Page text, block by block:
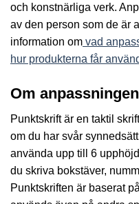
och konstnärliga verk.
av den person som de är
information om vad
hur produkterna får
Om anpassningen
Punktskrift är en taktil
om du har svår
använda upp till 6
du skriva bokstäver,
Punktskriften är baserat